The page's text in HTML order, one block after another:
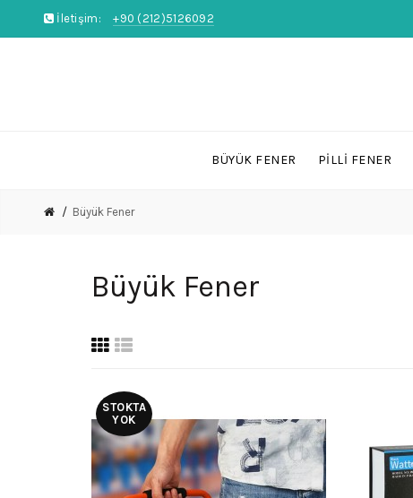
İletişim: +90 (212)5126092
BÜYÜK FENER PILLI FENER
Büyük Fener
Büyük Fener
STOKTA
YOK